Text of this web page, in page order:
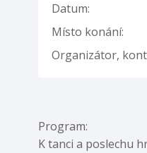
Datum:
Místo konání:
Organizátor,
Program:
K tanci a poslechu